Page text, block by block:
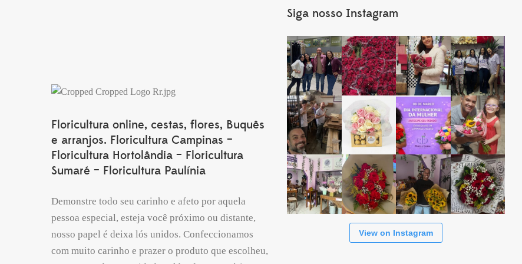
Floricultura online, cestas, flores, Buquês
e arranjos. Floricultura Campinas –
Floricultura Hortolândia – Floricultura
Sumaré – Floricultura Paulínia
Demonstre todo seu carinho e afeto por aquela
pessoa especial, esteja você próximo ou distante,
nosso papel é deixa lós unidos. Confeccionamos
com muito carinho e prazer o produto que escolheu,
Siga nosso Instagram
View on Instagram